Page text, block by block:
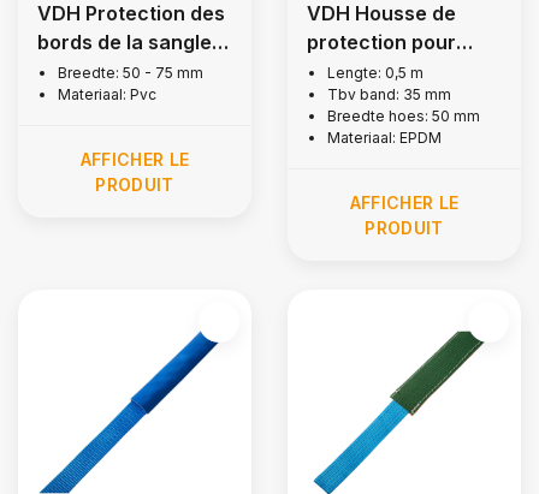
VDH Protection des
bords de la sangle
d'arrimage
Breedte: 50 - 75 mm
Materiaal: Pvc
AFFICHER LE
PRODUIT
VDH Housse de
protection pour
sangle d'arrimage
35 mm
Lengte: 0,5 m
Tbv band: 35 mm
Breedte hoes: 50 mm
Materiaal: EPDM
AFFICHER LE
PRODUIT